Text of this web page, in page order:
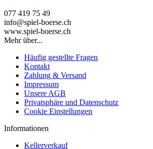
077 419 75 49
info@spiel-boerse.ch
www.spiel-boerse.ch
Mehr über...
Häufig gestellte Fragen
Kontakt
Zahlung & Versand
Impressum
Unsere AGB
Privatsphäre und Datenschutz
Cookie Einstellungen
Informationen
Kellerverkauf